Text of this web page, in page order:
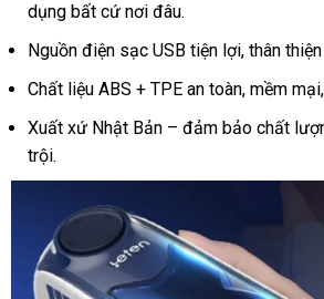
dụng bất cứ nơi đâu.
Nguồn điện sạc USB tiện lợi, thân
Chất liệu ABS + TPE an toàn, mềm
Xuất xứ Nhật Bản – đảm bảo chất
trội.